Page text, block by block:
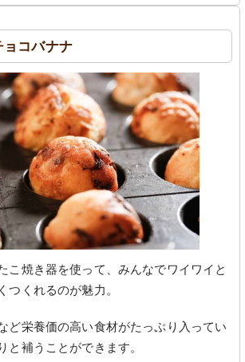
ョコバナナ
こ焼き器を使って、みんなでワイワイと
つくれるのが魅力。
ど栄養価の高い食材がたっぷり入ってい
と補うことができます。